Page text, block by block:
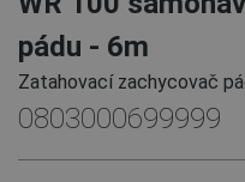
pádu - 6m
Zatahovací zachycovač
0803000699999